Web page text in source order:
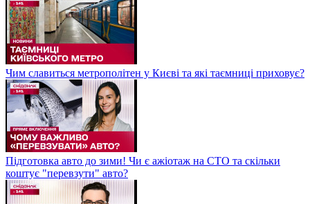
Чим славиться метрополітен у Києві та які таємниці приховує?
Підготовка авто до зими! Чи є ажіотаж на СТО та скільки
коштує "перевзути" авто?